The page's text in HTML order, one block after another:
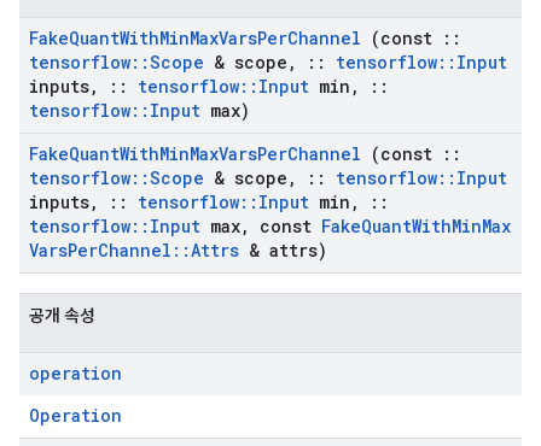
FakeQuantWithMinMaxVarsPerChannel (const ::
tensorflow::Scope & scope , :: tensorflow:: Input
inputs, :: tensorflow:: Input min ,
::
tensorflow:: Input max)
FakeQuantWithMinMaxVarsPerChannel (const ::
tensorflow::Scope & scope , :: tensorflow:: Input
inputs, :: tensorflow:: Input min ,
::
tensorflow:: Input max, const FakeQuantWithMinMax
VarsPerChannel ::Attrs & attrs)
공개 속성
operation
Operation